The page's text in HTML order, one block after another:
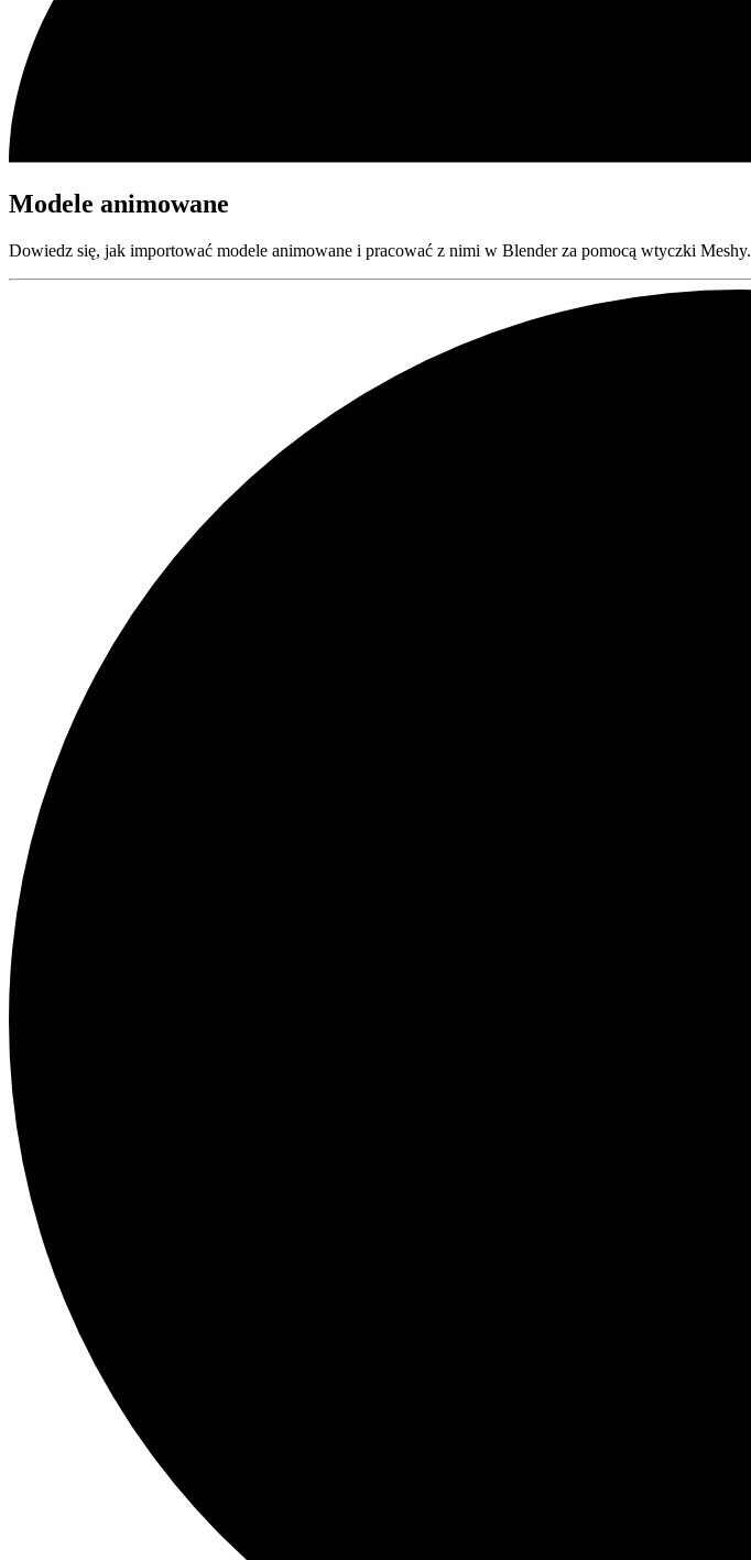
Modele animowane
Dowiedz się, jak importować modele animowane i pracować z nimi w Blender za pomocą wtyczki Meshy.